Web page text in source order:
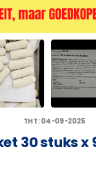
THT: 04-09-2025
30 stuks x